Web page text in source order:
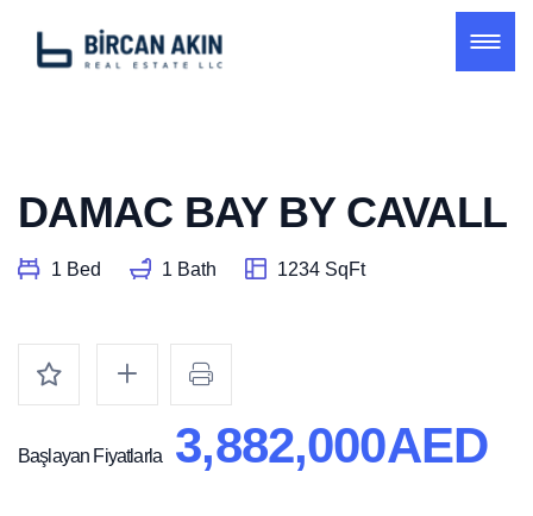
DAMAC BAY BY CAVALL
1 Bed 1 Bath 1234 SqFt
Başlayan Fiyatlarla 3,882,000AED